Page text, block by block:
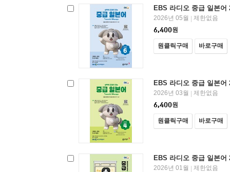
EBS 라디오 중급 일본어
2026년 05월 | 제한없음
6,400원
원클릭구매 바로구매
EBS 라디오 중급 일본어
2026년 03월 | 제한없음
6,400원
원클릭구매 바로구매
EBS 라디오 중급 일본어
2026년 01월 | 제한없음